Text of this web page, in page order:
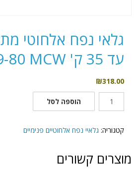
גלאי נפח אלחוטי
עד 35 ק' K9-80 MCW
₪318.00
נפח
מחיות
הוספה לסל
קטגוריה: גלאיי נפח אלחוטיים פנימיים
מוצרים קשורים